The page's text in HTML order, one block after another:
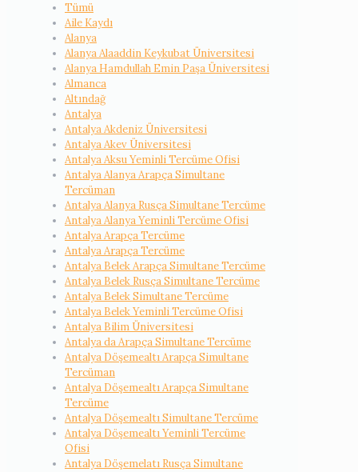
Tümü
Aile Kaydı
Alanya
Alanya Alaaddin Keykubat Üniversitesi
Alanya Hamdullah Emin Paşa Üniversitesi
Almanca
Altındağ
Antalya
Antalya Akdeniz Üniversitesi
Antalya Akev Üniversitesi
Antalya Aksu Yeminli Tercüme Ofisi
Antalya Alanya Arapça Simultane
Tercüman
Antalya Alanya Rusça Simultane Tercüme
Antalya Alanya Yeminli Tercüme Ofisi
Antalya Arapça Tercüme
Antalya Arapça Tercüme
Antalya Belek Arapça Simultane Tercüme
Antalya Belek Rusça Simultane Tercüme
Antalya Belek Simultane Tercüme
Antalya Belek Yeminli Tercüme Ofisi
Antalya Bilim Üniversitesi
Antalya da Arapça Simultane Tercüme
Antalya Döşemealtı Arapça Simultane
Tercüman
Antalya Döşemealtı Arapça Simultane
Tercüme
Antalya Döşemealtı Simultane Tercüme
Antalya Döşemealtı Yeminli Tercüme
Ofisi
Antalya Döşemelatı Rusça Simultane